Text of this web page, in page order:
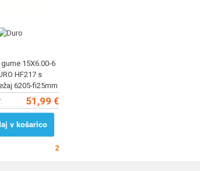
15X6.00-6
HF217 s
6205-fi25mm
51,99 €
v košarico
2